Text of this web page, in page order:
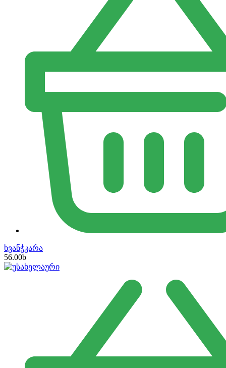
ხვანჭკარა
56.00b